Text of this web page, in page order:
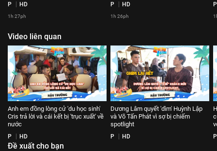
P HD
1h 27ph
P HD
1h 26ph
P
Video liên quan
Anh em đồng lòng cử 'du học sinh'
Cris trả lời và cái kết bị 'trục xuất' về
nước
P HD
Dương Lâm quyết 'dìm' Huỳnh Lập
và Võ Tấn Phát vì sợ bị chiếm
spotlight
P HD P
Đề xuất cho bạn